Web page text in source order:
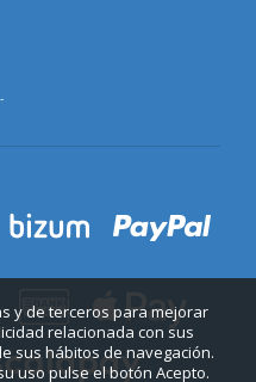
y de terceros para mejorar
relacionada con sus
sus hábitos de navegación.
uso pulse el botón Acepto.
-